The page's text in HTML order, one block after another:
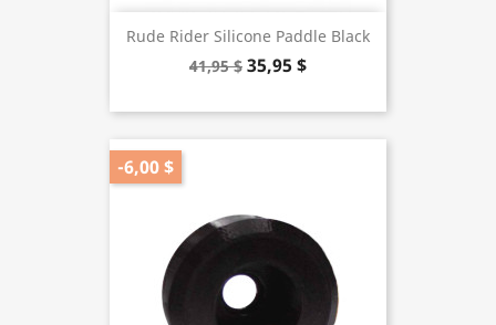
Rude Rider Silicone Paddle Black
41,95 $ 35,95 $
-6,00 $